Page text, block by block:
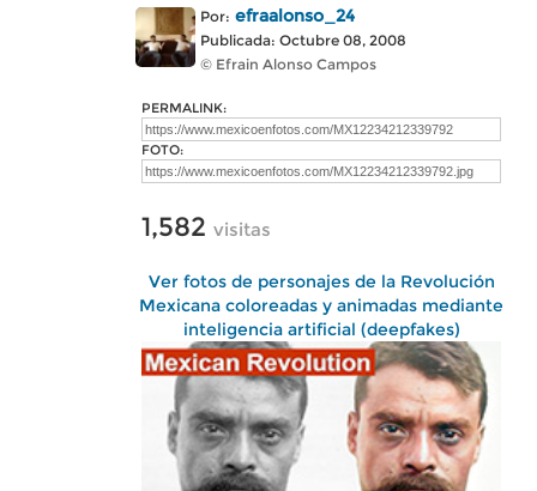
Por: efraalonso_24
Publicada: Octubre 08, 2008
© Efrain Alonso Campos
PERMALINK:
FOTO:
1,582 visitas
Ver fotos de personajes de la Revolución
Mexicana coloreadas y animadas mediante
inteligencia artificial (deepfakes)